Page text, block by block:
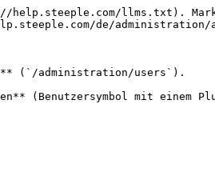
llms.txt).
de/
(`/administration/users`).
(Benutzersymbol mit einem